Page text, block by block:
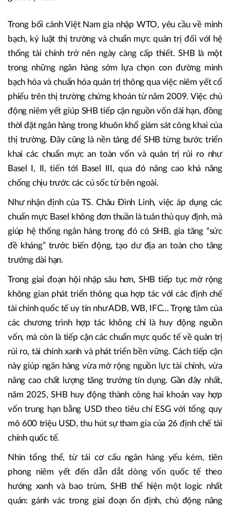
thể tích lũy được trong thời gian ngắn. Với SHB, những
quyết định khó trong quá khứ trở thành cơ sở thực tiễn để
nâng cao năng lực quản trị rủi ro và điều hành trong các
giai đoạn sau.
Trong bối cảnh Việt Nam gia nhập WTO, yêu cầu về minh
bạch, kỷ luật thị trường và chuẩn mực quản trị đối với hệ
thống tài chính trở nên ngày càng cấp thiết. SHB là một
trong những ngân hàng sớm lựa chọn con đường minh
bạch hóa và chuẩn hóa quản trị thông qua việc niêm yết cổ
phiếu trên thị trường chứng khoán từ năm 2009. Việc chủ
động niêm yết giúp SHB tiếp cận nguồn vốn dài hạn, đồng
thị trường. Đây cũng là nền tảng để SHB từng bước triển
khai các chuẩn mực an toàn vốn và quản trị rủi ro như
Basel I, II, tiến tới Basel III, qua đó nâng cao khả năng
chống chịu trước các cú sốc từ bên ngoài.
chuẩn mực Basel không đơn thuần là tuân thủ quy định, mà
giúp hệ thống ngân hàng trong đó có SHB, gia tăng “sức
đề kháng” trước biến động, tạo dư địa an toàn cho tăng
trưởng dài hạn.
Trong giai đoạn hội nhập sâu hơn, SHB tiếp tục mở rộng
không gian phát triển thông qua hợp tác với các định chế
tài chính quốc tế uy tín như ADB, WB, IFC… Trọng tâm của
các chương trình hợp tác không chỉ là huy động nguồn
vốn, mà còn là tiếp cận các chuẩn mực quốc tế về quản trị
rủi ro, tài chính xanh và phát triển bền vững. Cách tiếp cận
này giúp ngân hàng vừa mở rộng nguồn lực tài chính, vừa
năm 2025, SHB huy động thành công hai khoản vay hợp
vốn trung hạn bằng USD theo tiêu chí ESG với tổng quy
mô 600 triệu USD, thu hút sự tham gia của 26 định chế tài